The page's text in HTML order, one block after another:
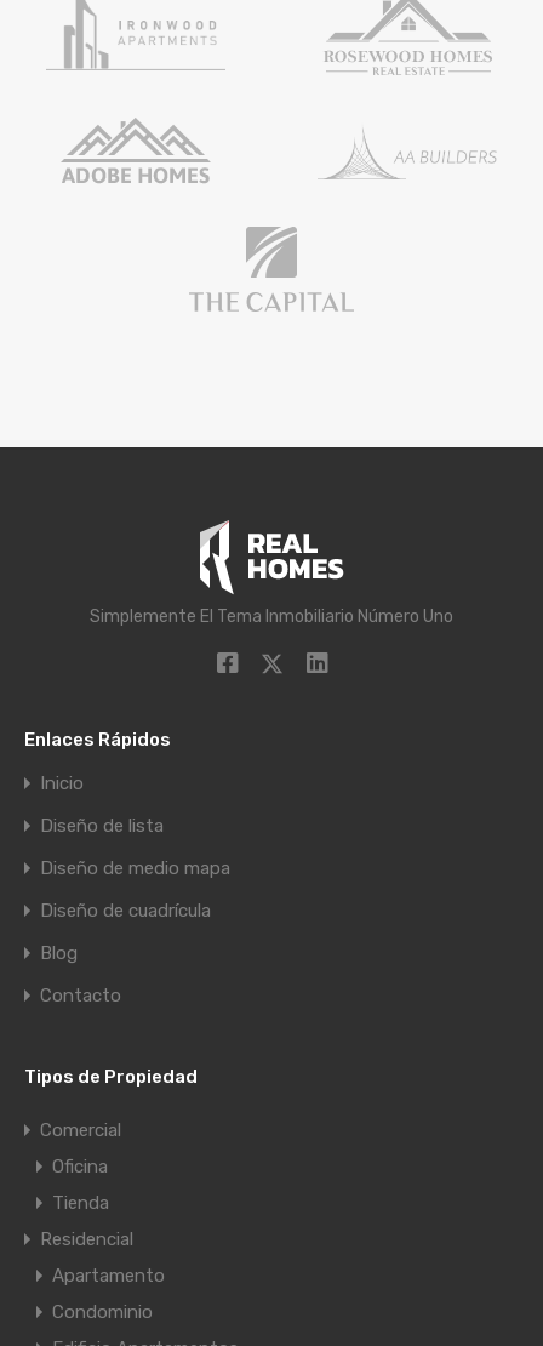
Simplemente El Tema Inmobiliario Número Uno
Enlaces Rápidos
Inicio
Diseño de lista
Diseño de medio mapa
Diseño de cuadrícula
Blog
Contacto
Tipos de Propiedad
Comercial
Oficina
Tienda
Residencial
Apartamento
Condominio